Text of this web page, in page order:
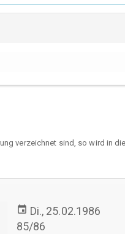
verzeichnet sind, so wird in
event Di., 25.02.1986
85/86